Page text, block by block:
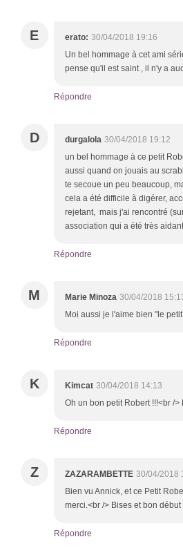
E erato: 30/04/2018 19:16
Un bel hommage à cet ami
pense qu'il est saint , il n'y a
Répondre
D durgalola 30/04/2018 19:12
un bel hommage à ce petit
aussi quand on jouais au
te secoue un peu beaucoup,
cela a été difficile à digérer,
rejetant, mais j'ai rencontré
association qui a été très
Répondre
M Marie Minoza 30/04/2018
Moi aussi je l'aime bien "le
Répondre
K Kimcat 30/04/2018 14:13
Oh un bon petit Robert !!!<br /
Répondre
Z ZAZARAMBETTE 30/04/2018
Bien vu Annick, et ce Petit
merci.<br /> Bises et bon
Répondre